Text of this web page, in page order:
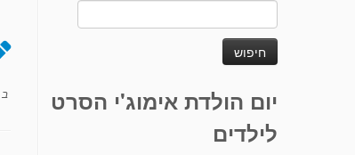
יום הולדת אימוג'י הסרט
לילדים
ב